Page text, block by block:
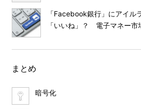
「Facebook銀行」にアイル
「いいね」？ 電子マネー市
まとめ
暗号化